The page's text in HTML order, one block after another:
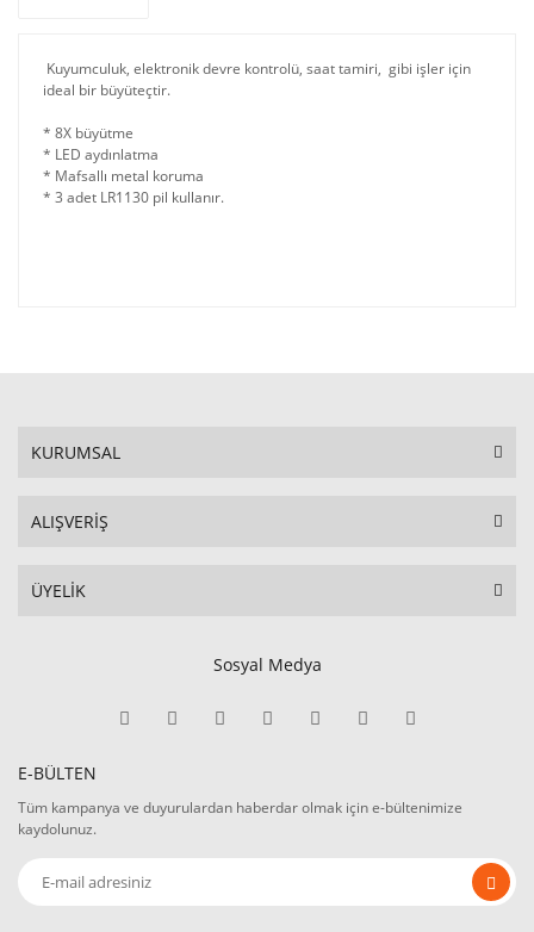
Kuyumculuk, elektronik devre kontrolü, saat tamiri, gibi işler için
ideal bir büyüteçtir.
* 8X büyütme
* LED aydınlatma
* Mafsallı metal koruma
* 3 adet LR1130 pil kullanır.
KURUMSAL
ALIŞVERİŞ
ÜYELİK
Sosyal Medya
E-BÜLTEN
Tüm kampanya ve duyurulardan haberdar olmak için e-bültenimize
kaydolunuz.